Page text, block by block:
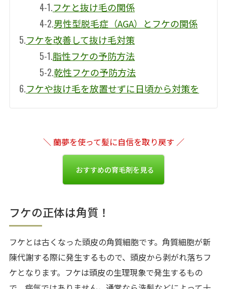
4-1.フケと抜け毛の関係
4-2.男性型脱毛症（AGA）とフケの関係
5.フケを改善して抜け毛対策
5-1.脂性フケの予防方法
5-2.乾性フケの予防方法
6.フケや抜け毛を放置せずに日頃から対策を
＼ 蘭夢を使って髪に自信を取り戻す ／
おすすめの育毛剤を見る
フケの正体は角質！
フケとは古くなった頭皮の角質細胞です。角質細胞が新
陳代謝する際に発生するもので、頭皮から剥がれ落ちフ
ケとなります。フケは頭皮の生理現象で発生するもの